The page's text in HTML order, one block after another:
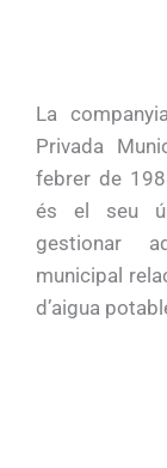
La
Privada
febrer de
és el seu
gestionar
municipal
d’aigua